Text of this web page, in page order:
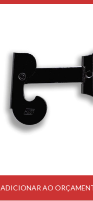
ADICIONAR AO